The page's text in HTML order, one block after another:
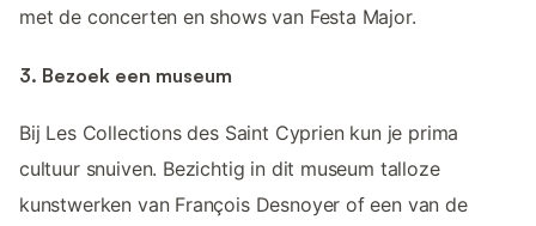
met de concerten en shows van Festa Major.
3. Bezoek een museum
Bij Les Collections des Saint Cyprien kun je prima
cultuur snuiven. Bezichtig in dit museum talloze
kunstwerken van François Desnoyer of een van de